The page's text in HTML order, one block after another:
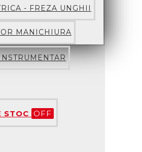
- FREZA UNGHII
MANICHIURA
STOC OFF